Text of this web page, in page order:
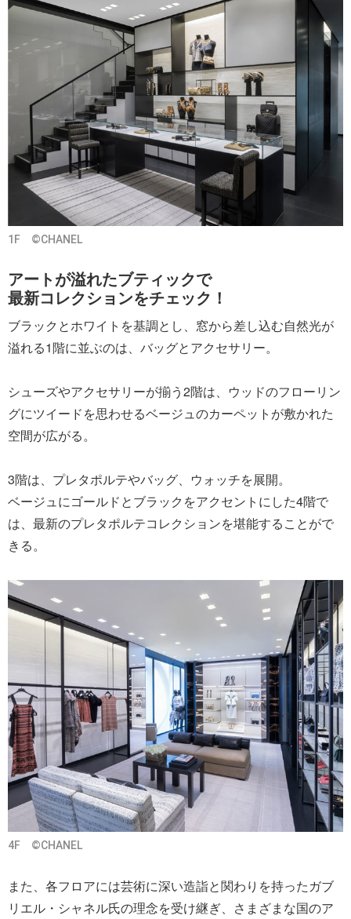
1F ©CHANEL
アートが溢れたブティックで
最新コレクションをチェック！
ブラックとホワイトを基調とし、窓から差し込む自然光が
溢れる1階に並ぶのは、バッグとアクセサリー。
シューズやアクセサリーが揃う2階は、ウッドのフローリン
グにツイードを思わせるベージュのカーペットが敷かれた
空間が広がる。
3階は、プレタポルテやバッグ、ウォッチを展開。
ベージュにゴールドとブラックをアクセントにした4階で
は、最新のプレタポルテコレクションを堪能することがで
きる。
4F ©CHANEL
また、各フロアには芸術に深い造詣と関わりを持ったガブ
リエル・シャネル氏の理念を受け継ぎ、さまざまな国のア